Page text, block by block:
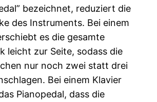
bezeichnet, reduziert die
des Instruments. Bei einem
es die gesamte
leicht zur Seite, sodass die
nur noch zwei statt drei
Bei einem Klavier
Pianopedal, dass die